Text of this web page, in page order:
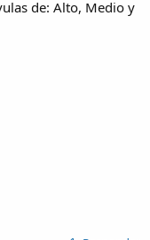
de: Alto, Medio y